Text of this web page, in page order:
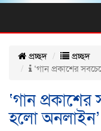
প্রচ্ছদ
প্রচ্ছদ
‘গান প্রকাশের
‘গান
হলো অনলাইন’